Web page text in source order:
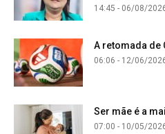
14:45 - 06/08/
A retomada de
06:06 - 12/06/
Ser mãe é a
07:00 - 10/05/